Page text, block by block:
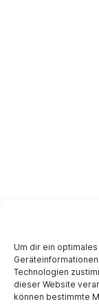
Um dir ein
Technologien
dieser Website
können bestimmte